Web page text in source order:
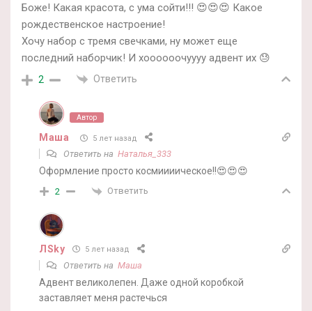
Боже! Какая красота, с ума сойти!!! 😍😍😍 Какое
рождественское настроение!
Хочу набор с тремя свечками, ну может еще
последний наборчик! И хоооооочуууу адвент их 😓
2 Ответить
Автор
Маша 5 лет назад
Ответить на Наталья_333
Оформление просто космиииическое!!😍😍😍
2 Ответить
ЛSky 5 лет назад
Ответить на Маша
Адвент великолепен. Даже одной коробкой
заставляет меня растечься